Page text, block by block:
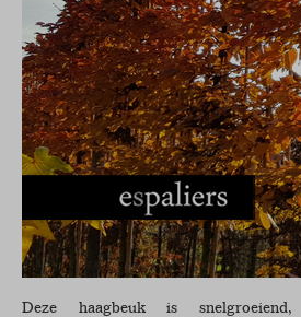
Deze haagbeuk is